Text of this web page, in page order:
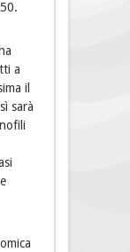
a
il
sarà